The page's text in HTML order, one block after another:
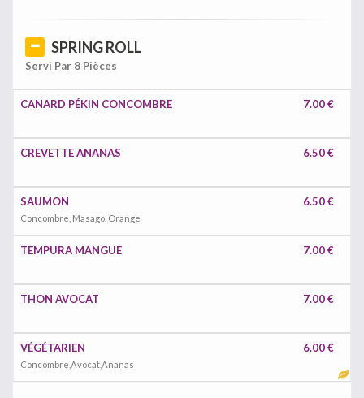
SPRING ROLL
Servi Par 8 Pièces
CANARD PÉKIN CONCOMBRE 7.00 €
CREVETTE ANANAS 6.50 €
SAUMON
Concombre, Masago, Orange
6.50 €
TEMPURA MANGUE 7.00 €
THON AVOCAT 7.00 €
VÉGÉTARIEN
Concombre,Avocat,Ananas
6.00 €